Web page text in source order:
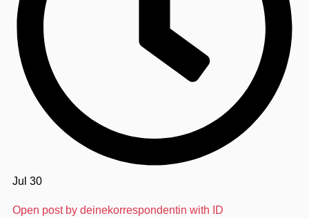
Jul 30
Open post by deinekorrespondentin with ID